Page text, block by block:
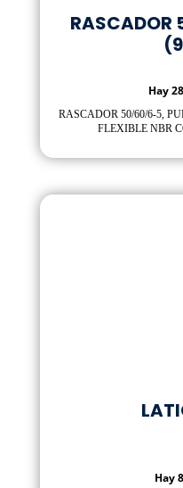
Hay
RASCADOR 50/60/6-5,
FLEXIBLE NBR
Hay